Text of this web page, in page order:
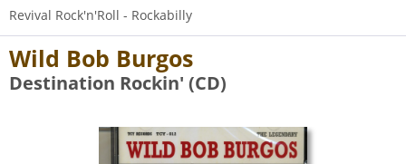
Revival Rock'n'Roll - Rockabilly
Wild Bob Burgos
Destination Rockin' (CD)